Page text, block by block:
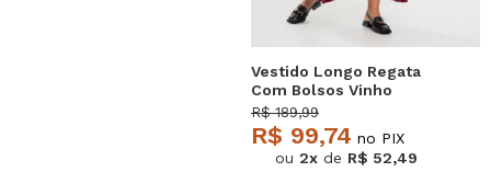
Vestido Longo Regata
Com Bolsos Vinho
Salvatore
R$ 189,99
R$ 99,74 no PIX
ou 2x de R$ 52,49